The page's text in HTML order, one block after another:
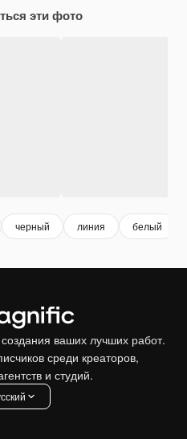
эти фото
черный линия белый
ваших лучших работ.
среди креаторов,
и студий.